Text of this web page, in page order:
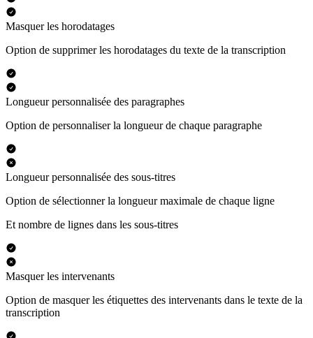
Masquer les horodatages
Option de supprimer les horodatages du texte de la transcription
Longueur personnalisée des paragraphes
Option de personnaliser la longueur de chaque paragraphe
Longueur personnalisée des sous-titres
Option de sélectionner la longueur maximale de chaque ligne
Et nombre de lignes dans les sous-titres
Masquer les intervenants
Option de masquer les étiquettes des intervenants dans le texte de la
transcription